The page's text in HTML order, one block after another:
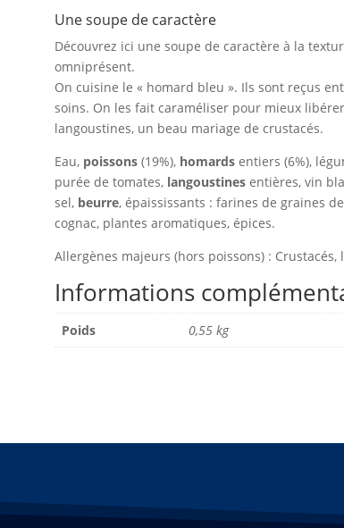
Une soupe de caractère
Découvrez ici une soupe de caractère à la
omniprésent.
On cuisine le « homard bleu ». Ils sont reçus
soins. On les fait caraméliser pour mieux
langoustines, un beau mariage de crustacés.
Eau, poissons (19%), homards entiers (6%),
purée de tomates, langoustines entières, vin
sel, beurre, épaississants : farines de graines
cognac, plantes aromatiques, épices.
Allergènes majeurs (hors poissons) : Crustacés,
Informations
Poids 0,55 kg